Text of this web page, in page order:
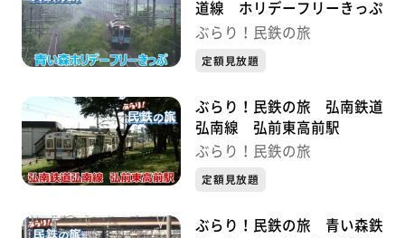
道線 ホリデーフリーきっぷ
ぶらり！民鉄の旅
定額見放題
ぶらり！民鉄の旅 弘南鉄道
弘南線 弘前東高前駅
ぶらり！民鉄の旅
定額見放題
ぶらり！民鉄の旅 青い森鉄